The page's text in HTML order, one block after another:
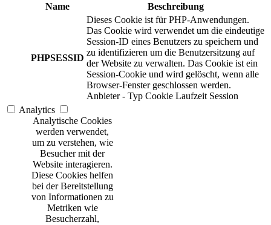
Name
Beschreibung
PHPSESSID
Dieses Cookie ist für PHP-Anwendungen.
Das Cookie wird verwendet um die eindeutige
Session-ID eines Benutzers zu speichern und
zu identifizieren um die Benutzersitzung auf
der Website zu verwalten. Das Cookie ist ein
Session-Cookie und wird gelöscht, wenn alle
Browser-Fenster geschlossen werden.
Anbieter - Typ Cookie Laufzeit Session
Analytics
Analytische Cookies
werden verwendet,
um zu verstehen, wie
Besucher mit der
Website interagieren.
Diese Cookies helfen
bei der Bereitstellung
von Informationen zu
Metriken wie
Besucherzahl,